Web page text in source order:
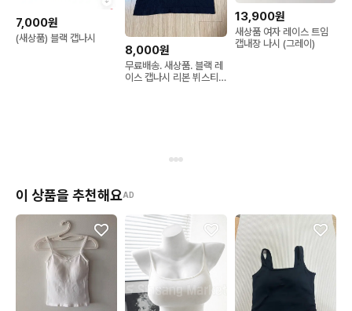
7,000원
(새상품) 블랙 캡나시
8,000원
무료배송. 새상품. 블랙 레
이스 캡나시 리본 뷔스티
13,900원
새상품 여자 레이스 트임
캡내장 나시 (그레이)
이 상품을 추천해요AD